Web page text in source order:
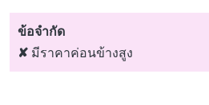
ข้อจำกัด
✘ มีราคาค่อนข้างสูง